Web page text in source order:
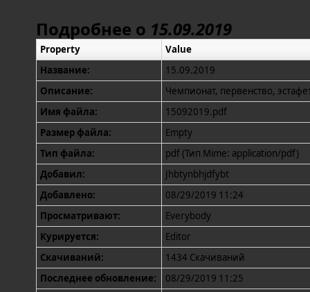
Подробнее о 15.09.2019
Property
Value
Название:
15.09.2019
Описание:
Чемпионат, первенство,
Имя файла:
15092019.pdf
Размер файла:
Empty
Тип файла:
pdf (Тип Mime: application/pdf)
Добавил:
Jhbtynbhjdfybt
Добавлено:
08/29/2019 11:24
Просматривают:
Everybody
Курируется:
Editor
Скачиваний:
1434 Скачиваний
Последнее обновление:
08/29/2019 11:25